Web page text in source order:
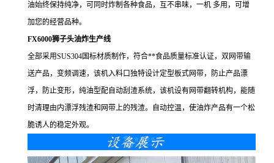
油始终保持纯净，可同时炸制各种食品，互不串味，一机 多用，可增
加您的经营品种。
FX6000狮子头油炸生产线
全部采用SUS304国标材质制作，符合**食品质量标准认证，双网带输
送产品，变频调速，该机入料口独特设计定型板式网带，防止产品漂
浮，防止变形，纯油型配自动刮渣系统，该机设有网带翻转机构，能随
时清理由内漂浮残渣和网带上的残渣。自动控温，使油炸产品有一个松
脆诱人的稳定外观。